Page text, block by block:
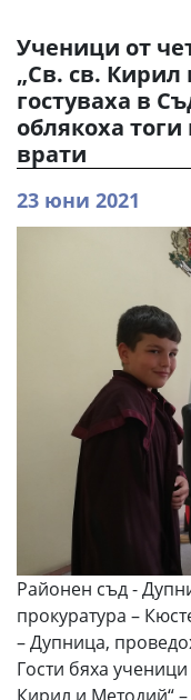
Ученици от
„Св. св.
гостуваха в
облякоха
врати
23 юни 2021
Районен съд -
прокуратура –
– Дупница,
Гости бяха
Кирил и Методий“